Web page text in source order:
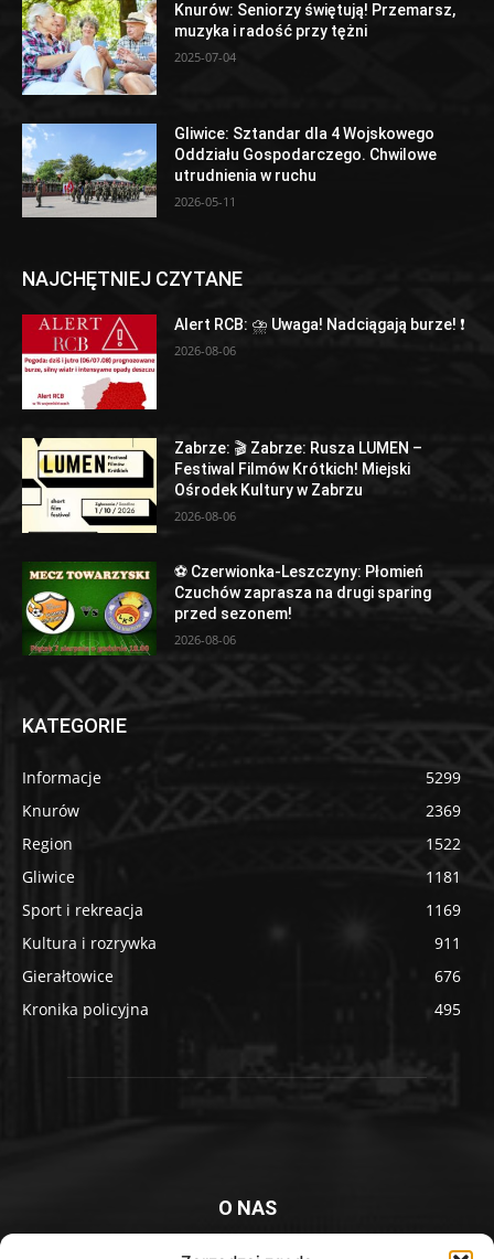
Knurów: Seniorzy świętują! Przemarsz,
muzyka i radość przy tężni
2025-07-04
Gliwice: Sztandar dla 4 Wojskowego
Oddziału Gospodarczego. Chwilowe
utrudnienia w ruchu
2026-05-11
NAJCHĘTNIEJ CZYTANE
Alert RCB: ⛈ Uwaga! Nadciągają burze! ❗
2026-08-06
Zabrze: 🎬 Zabrze: Rusza LUMEN –
Festiwal Filmów Krótkich! Miejski
Ośrodek Kultury w Zabrzu
2026-08-06
⚽ Czerwionka-Leszczyny: Płomień
Czuchów zaprasza na drugi sparing
przed sezonem!
2026-08-06
KATEGORIE
Informacje
5299
Knurów
2369
Region
1522
Gliwice
1181
Sport i rekreacja
1169
Kultura i rozrywka
911
Gierałtowice
676
Kronika policyjna
495
O NAS